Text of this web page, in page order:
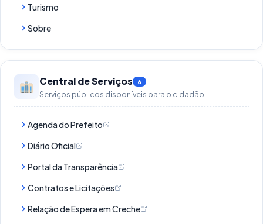
Turismo
Sobre
Central de Serviços 6
Serviços públicos disponíveis para o cidadão.
Agenda do Prefeito
Diário Oficial
Portal da Transparência
Contratos e Licitações
Relação de Espera em Creche